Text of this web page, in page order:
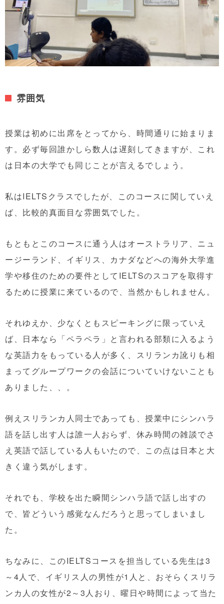
雰囲気
授業は初めに出席をとってから、時間通りに始まりま
す。必ず毎回誰かしら数人は遅刻してきますが、これ
は日本の大学でも同じことが言えるでしょう。
私はIELTSクラスでしたが、このコースに関していえ
ば、比較的真面目な雰囲気でした。
もともとこのコースに通う人はオーストラリア、ニュ
ージーランド、イギリス、カナダなどへの海外大学進
学や移住のための要件としてIELTSのスコアを取得す
るために授業に来ているので、当然かもしれません。
それゆえか、少なくともスピーキングに限っていえ
ば、日本なら「ペラペラ」と言われる部類に入るよう
な英語力をもっている人が多く、スリランカ訛りも相
まってグループワークの会話についていけないことも
ありました、、。
例えスリランカ人同士であっても、授業中にシンハラ
語を話し出す人は誰一人おらず、休み時間の雑談でさ
え英語で話している人もいたので、この点は日本と大
きく違う気がします。
それでも、学校を出た瞬間シンハラ語で話し出すの
で、皆どういう感覚なんだろうと思ってしまいまし
た。
ちなみに、このIELTSコースを担当している先生は3
～4人で、イギリス人の男性が1人と、おそらくスリラ
ンカ人の女性が2～3人おり、曜日や時間によって当た